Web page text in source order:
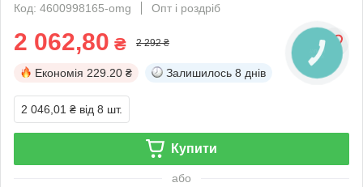
Код: 4600998165-omg
Опт і роздріб
2 062,80 ₴ 2 292 ₴
Економія 229.20 ₴ Залишилось 8 днів
2 046,01 ₴ від 8 шт.
Купити
або